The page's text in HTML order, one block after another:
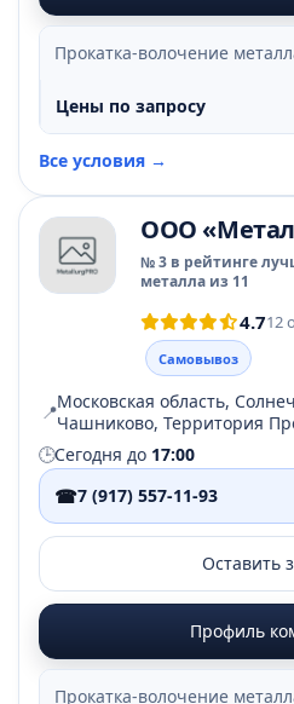
Прокатка-волочение
Цены по запросу
Все условия →
ООО
№ 3 в рейтинге
металла из 11
4.712
Самовывоз
📍Московская область,
Чашниково, Территория
Чашниково, стр. 1
🕒Сегодня до 17:00
☎7 (917) 557-11-93
Оставить
Профиль
Прокатка-волочение